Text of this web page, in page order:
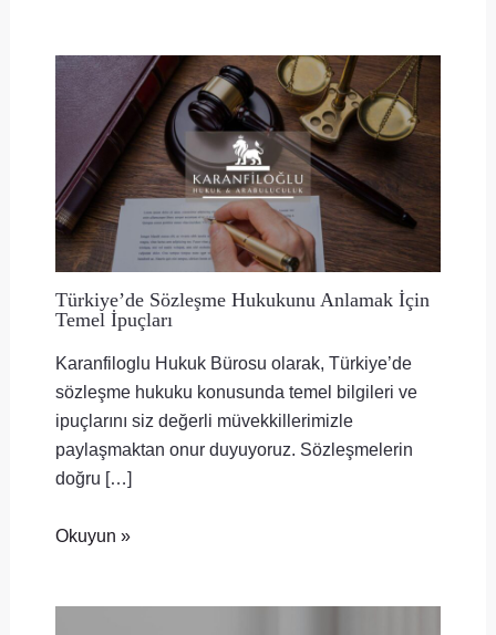
Türkiye’de Sözleşme Hukukunu Anlamak İçin
Temel İpuçları
Karanfiloglu Hukuk Bürosu olarak, Türkiye’de
sözleşme hukuku konusunda temel bilgileri ve
ipuçlarını siz değerli müvekkillerimizle
paylaşmaktan onur duyuyoruz. Sözleşmelerin
doğru […]
Okuyun »